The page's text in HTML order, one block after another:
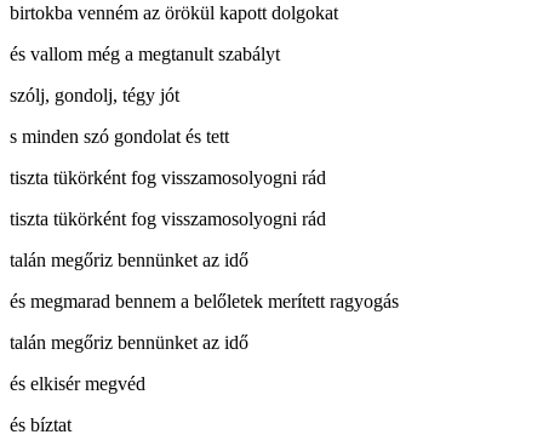
birtokba venném az örökül kapott dolgokat
és vallom még a megtanult szabályt
szólj, gondolj, tégy jót
s minden szó gondolat és tett
tiszta tükörként fog visszamosolyogni rád
tiszta tükörként fog visszamosolyogni rád
talán megőriz bennünket az idő
és megmarad bennem a belőletek merített ragyogás
talán megőriz bennünket az idő
és elkisér megvéd
és bíztat